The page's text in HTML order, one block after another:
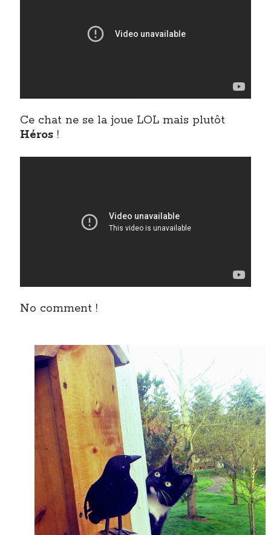
Ce chat ne se la joue LOL mais plutôt
Héros !
No comment !